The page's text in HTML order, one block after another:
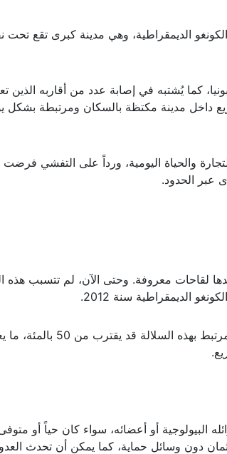
الديمقراطية، وهي مدينة كبرى تقع تحت
كما يُشتبه في إصابة عدد من أقاربه الذين
داخل مدينة مكتظة بالسكان ومرتبطة بشكل
والحياة اليومية، ورداً على التفشي فرضت
لقاحات معروفة. وحتى الآن، لم تتسبب هذه
البيولوجية أو أعضائه، سواء كان حياً أو